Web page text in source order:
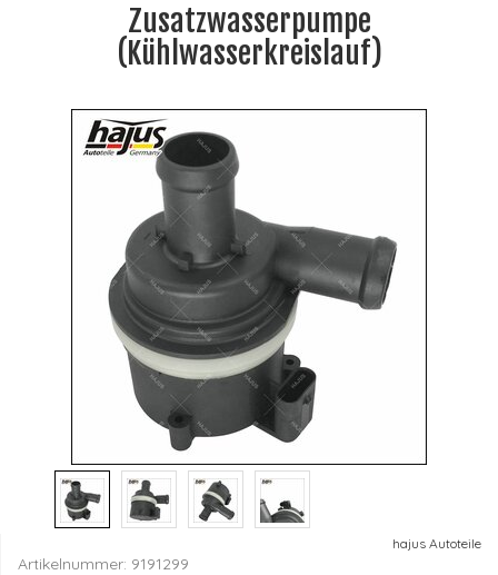
Zusatzwasserpumpe
(Kühlwasserkreislauf)
hajus Autoteile
Artikelnummer: 9191299